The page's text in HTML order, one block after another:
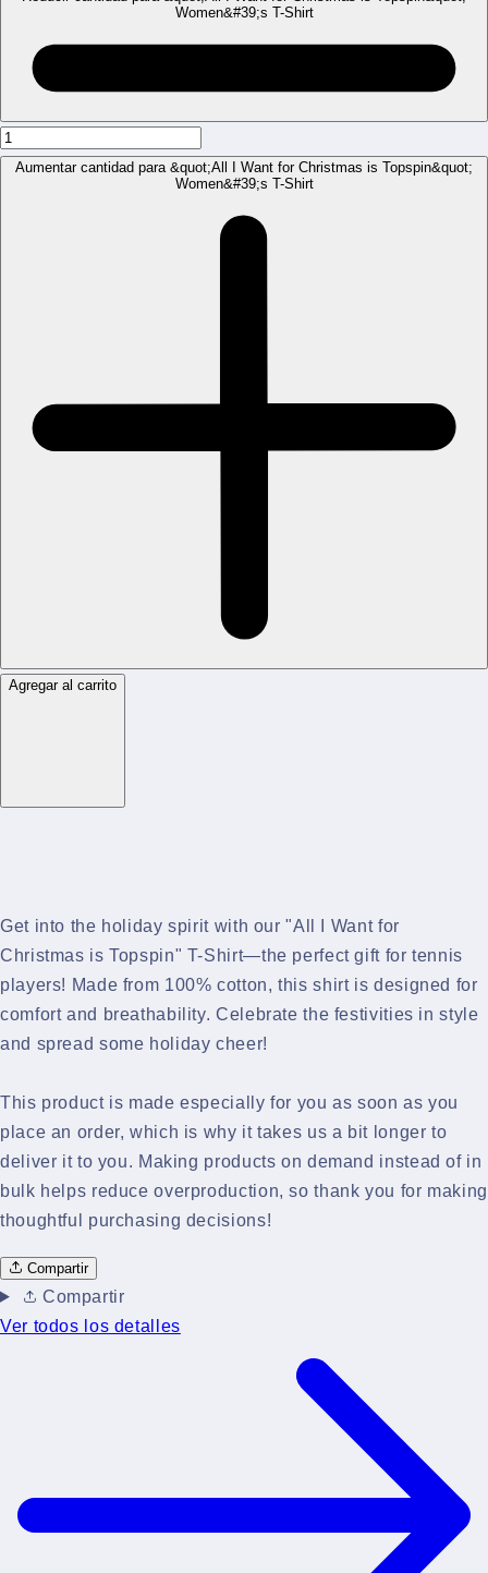
Women&#39;s T-Shirt
Aumentar cantidad para &quot;All I Want for Christmas is Topspin&quot;
Women&#39;s T-Shirt
Agregar al carrito
Get into the holiday spirit with our "All I Want for
Christmas is Topspin" T-Shirt—the perfect gift for tennis
players! Made from 100% cotton, this shirt is designed for
comfort and breathability. Celebrate the festivities in style
and spread some holiday cheer!
This product is made especially for you as soon as you
place an order, which is why it takes us a bit longer to
deliver it to you. Making products on demand instead of in
bulk helps reduce overproduction, so thank you for making
thoughtful purchasing decisions!
Compartir
Compartir
Ver todos los detalles